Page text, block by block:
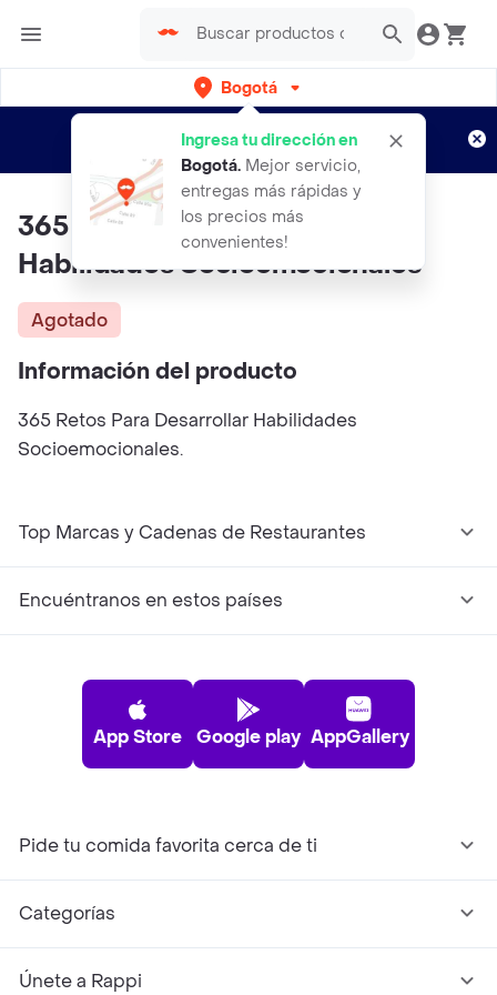
Bogotá
Ingresa tu dirección en
Bogotá. Mejor servicio,
entregas más rápidas y
los precios más
convenientes!
envíos gratis por semanas
Aplican TyC
365 Retos Para Desarrollar
Habilidades Socioemocionales
Agotado
Información del producto
365 Retos Para Desarrollar Habilidades
Socioemocionales.
Top Marcas y Cadenas de Restaurantes
Encuéntranos en estos países
App Store Google play AppGallery
Pide tu comida favorita cerca de ti
Categorías
Únete a Rappi